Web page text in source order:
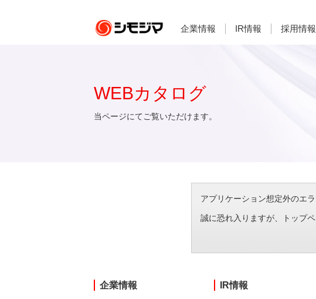
企業情報
IR情報 採用情報
WEBカタログ
当ページにてご覧いただけます。
アプリケーション想定外のエ
誠に恐れ入りますが、トップ
企業情報 IR情報